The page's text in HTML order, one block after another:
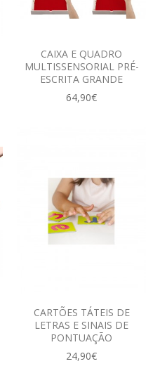
CAIXA E QUADRO
MULTISSENSORIAL PRÉ-
ESCRITA GRANDE
64,90€
CARTÕES TÁTEIS DE
LETRAS E SINAIS DE
PONTUAÇÃO
24,90€